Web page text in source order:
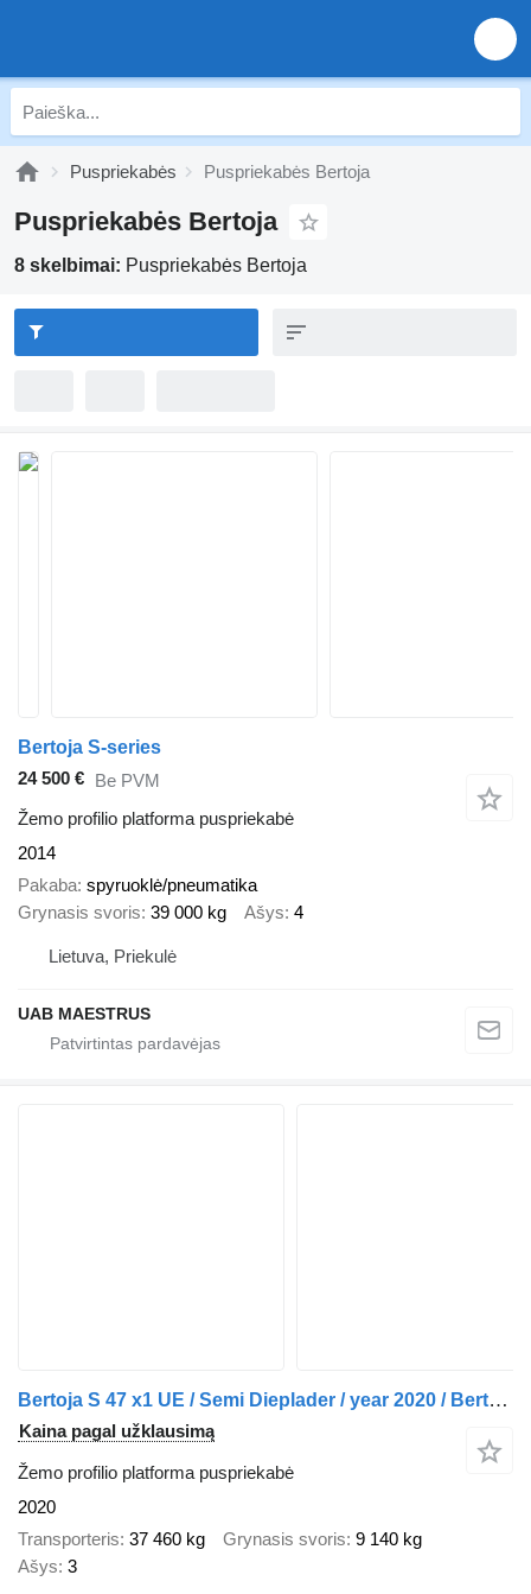
Puspriekabės Puspriekabės Bertoja
Puspriekabės Bertoja
8 skelbimai: Puspriekabės Bertoja
Bertoja S-series
24 500 € Be PVM
Žemo profilio platforma puspriekabė
2014
Pakaba spyruoklė/pneumatika
Grynasis svoris 39 000 kg Ašys 4
Lietuva, Priekulė
UAB MAESTRUS
Bertoja S 47 x1 UE / Semi Dieplader / year 2020 / Bertoja / Apk 03-2027
Kaina pagal užklausimą
Žemo profilio platforma puspriekabė
2020
Transporteris 37 460 kg Grynasis svoris 9 140 kg
Ašys 3